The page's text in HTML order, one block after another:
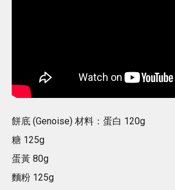
餅底 (Genoise) 材料：蛋白 120g
糖 125g
蛋黃 80g
麵粉 125g